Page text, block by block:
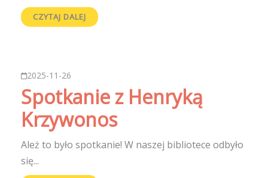
CZYTAJ DALEJ
2025-11-26
Spotkanie z Henryką
Krzywonos
Ależ to było spotkanie! W naszej bibliotece odbyło
się...